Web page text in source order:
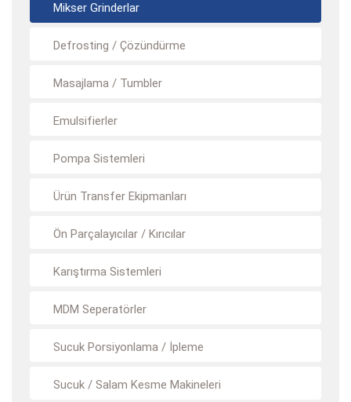
Mikser Grinderlar
Defrosting / Çözündürme
Masajlama / Tumbler
Emulsifierler
Pompa Sistemleri
Ürün Transfer Ekipmanları
Ön Parçalayıcılar / Kırıcılar
Karıştırma Sistemleri
MDM Seperatörler
Sucuk Porsiyonlama / İpleme
Sucuk / Salam Kesme Makineleri